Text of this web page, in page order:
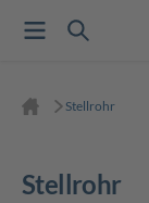
Stellrohr
Stellrohr